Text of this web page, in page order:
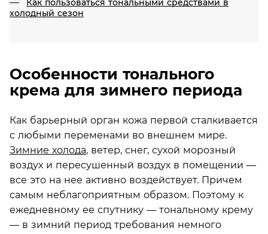
Как пользоваться тональными средствами в
холодный сезон
Особенности тонального
крема для зимнего периода
Как барьерный орган кожа первой сталкивается
с любыми переменами во внешнем мире.
Зимние холода, ветер, снег, сухой морозный
воздух и пересушенный воздух в помещении —
все это на нее активно воздействует. Причем
самым неблагоприятным образом. Поэтому к
ежедневному ее спутнику — тональному крему
— в зимний период требования немного